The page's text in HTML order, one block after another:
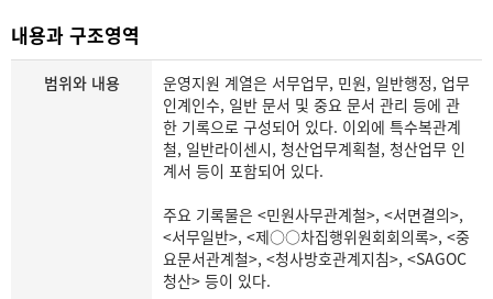
내용과 구조영역
범위와 내용
운영지원 계열은 서무업무, 민원, 일반행정, 업무
인계인수, 일반 문서 및 중요 문서 관리 등에 관
한 기록으로 구성되어 있다. 이외에 특수복관계
철, 일반라이센시, 청산업무계획철, 청산업무 인
계서 등이 포함되어 있다.
주요 기록물은 <민원사무관계철>, <서면결의>,
<서무일반>, <제○○차집행위원회회의록>, <중
요문서관계철>, <청사방호관계지침>, <SAGOC
청산> 등이 있다.